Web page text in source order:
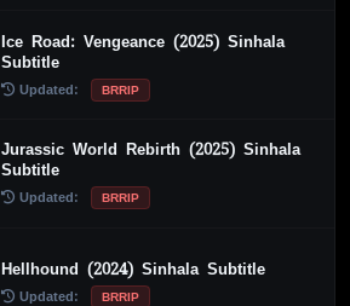
Ice Road: Vengeance (2025) Sinhala
Subtitle
Updated: BRRIP
Jurassic World Rebirth (2025) Sinhala
Subtitle
Updated: BRRIP
Hellhound (2024) Sinhala Subtitle
Updated: BRRIP